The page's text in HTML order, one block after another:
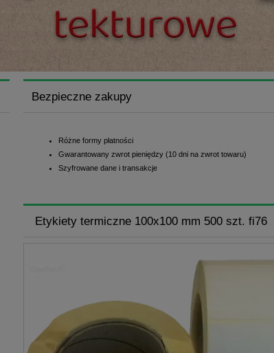
Bezpieczne zakupy
Różne formy płatności
Gwarantowany zwrot pieniędzy (10 dni na zwrot towaru)
Szyfrowane dane i transakcje
Etykiety termiczne 100x100 mm 500 szt. fi76